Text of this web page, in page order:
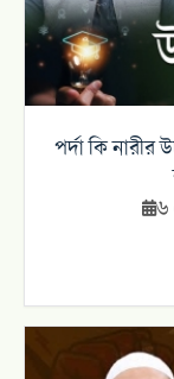
পর্দা কি নারীর
৬